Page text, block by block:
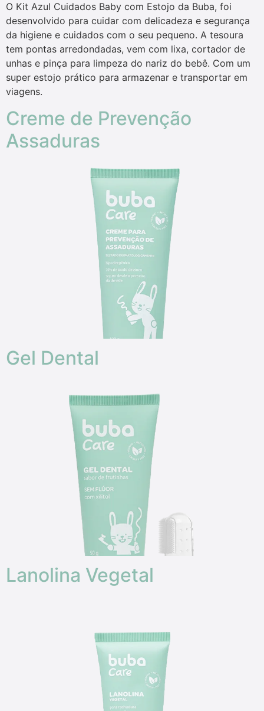
O Kit Azul Cuidados Baby com Estojo da Buba, foi
desenvolvido para cuidar com delicadeza e segurança
da higiene e cuidados com o seu pequeno. A tesoura
tem pontas arredondadas, vem com lixa, cortador de
unhas e pinça para limpeza do nariz do bebê. Com um
super estojo prático para armazenar e transportar em
viagens.
Creme de Prevenção
Assaduras
Gel Dental
Lanolina Vegetal